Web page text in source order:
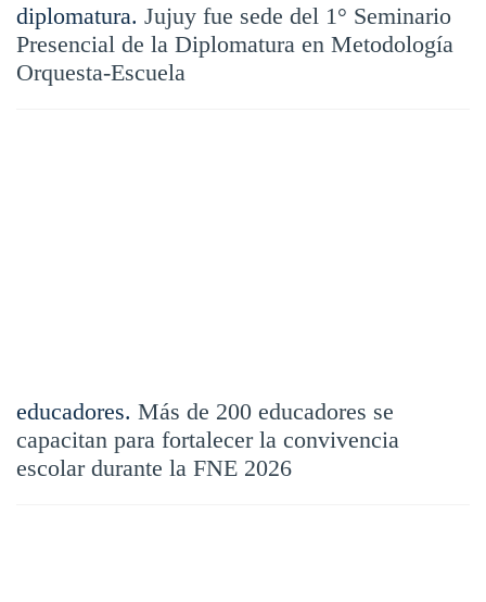
diplomatura. Jujuy fue sede del 1° Seminario
Presencial de la Diplomatura en Metodología
Orquesta-Escuela
educadores. Más de 200 educadores se
capacitan para fortalecer la convivencia
escolar durante la FNE 2026